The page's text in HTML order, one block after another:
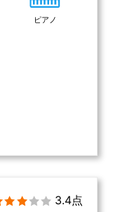
ピアノ
3.4点